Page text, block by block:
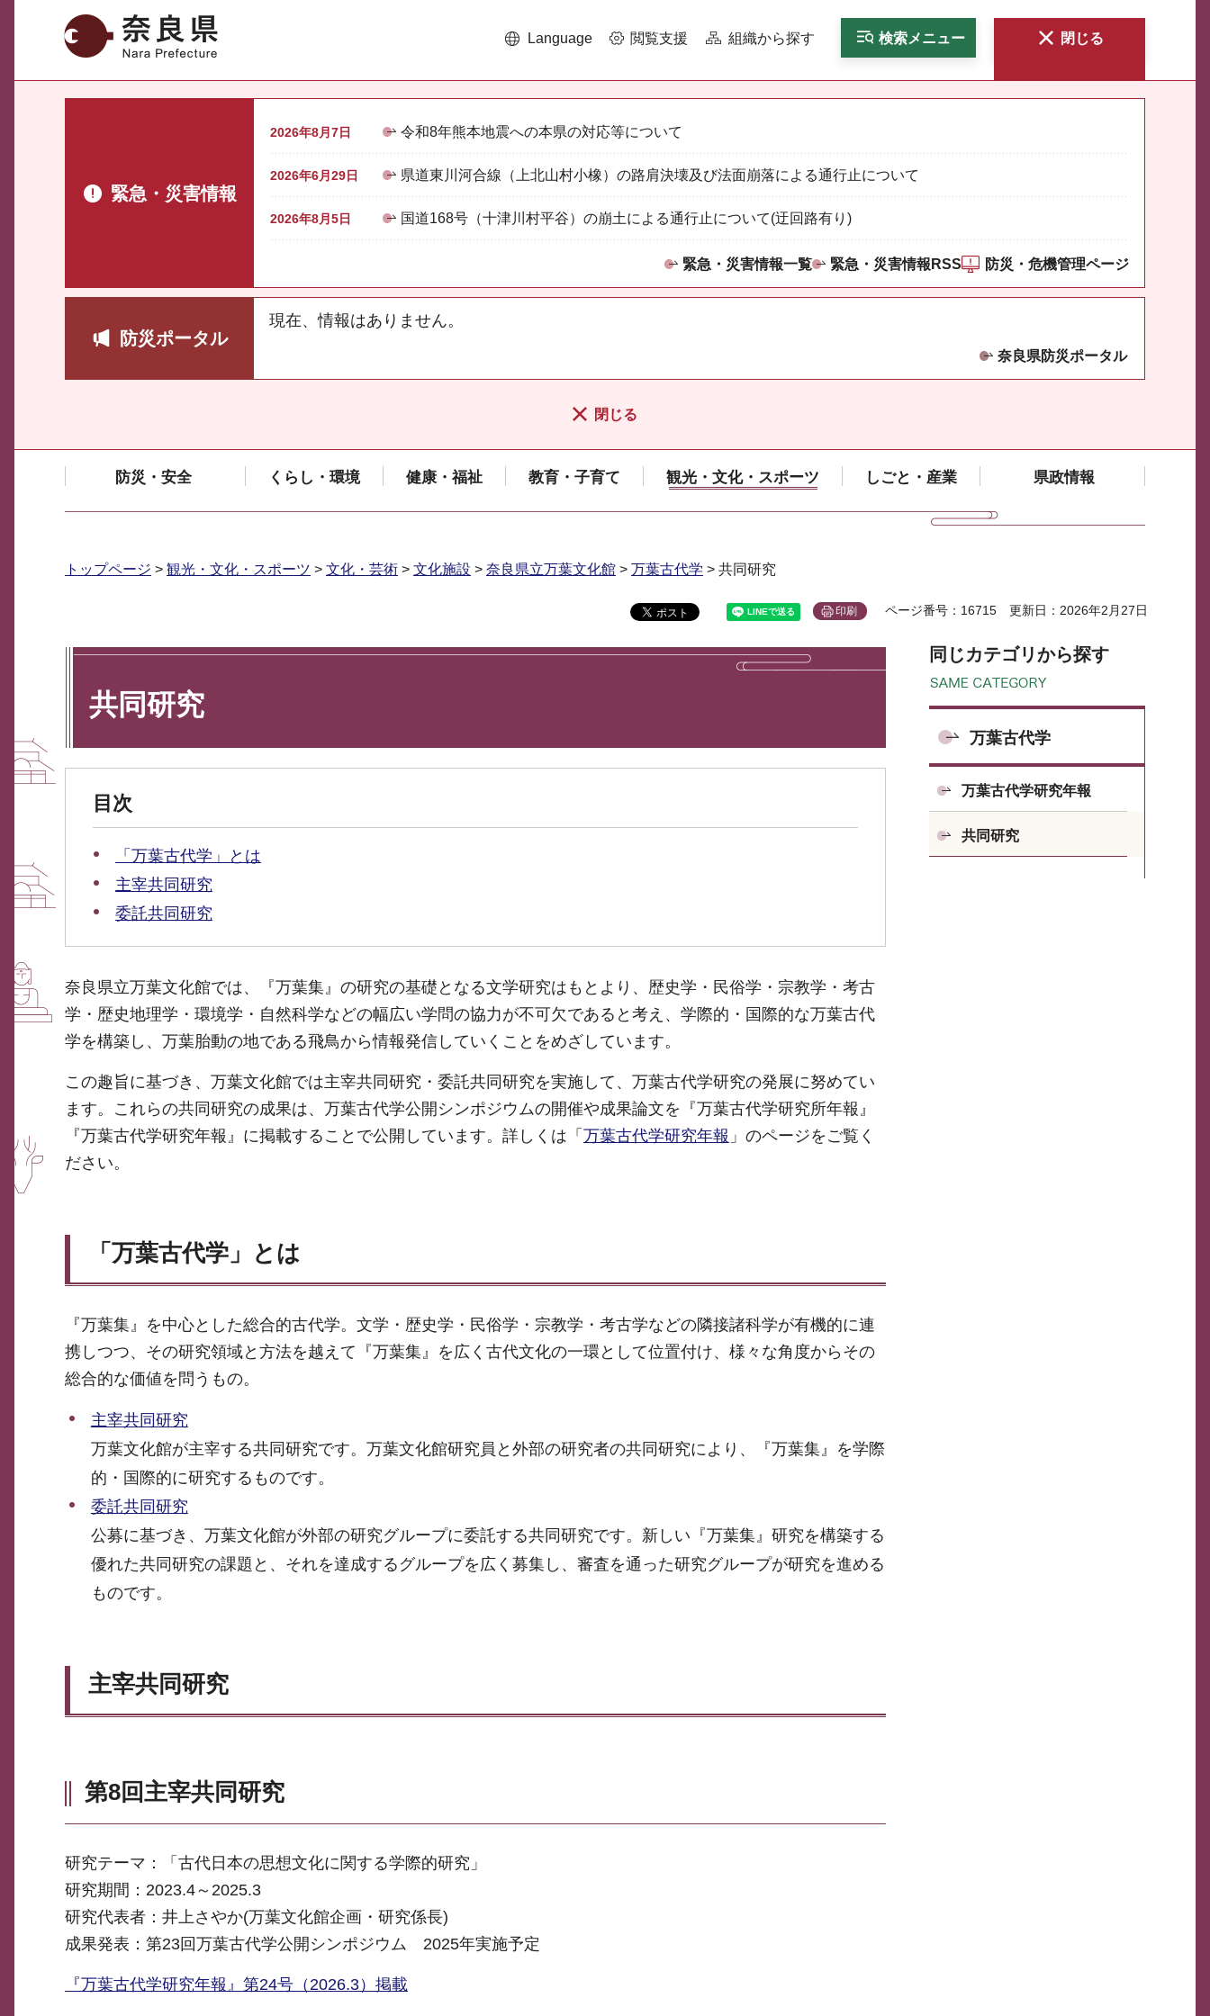
奈良県 Language 閲覧支援 組織から探す 検索メニュー 閉じる
緊急・災害情報
2026年8月7日 令和8年熊本地震への本県の対応等について
2026年6月29日 県道東川河合線（上北山村小橡）の路肩決壊及び法面崩落による通行止について
2026年8月5日 国道168号（十津川村平谷）の崩土による通行止について(迂回路有り)
緊急・災害情報一覧 緊急・災害情報RSS 防災・危機管理ページ
防災ポータル
現在、情報はありません。
奈良県防災ポータル
閉じる
防災・安全 くらし・環境 健康・福祉 教育・子育て 観光・文化・スポーツ しごと・産業 県政情報
トップページ > 観光・文化・スポーツ > 文化・芸術 > 文化施設 > 奈良県立万葉文化館 > 万葉古代学 > 共同研究
印刷 ページ番号：16715 更新日：2026年2月27日
共同研究
目次
「万葉古代学」とは
主宰共同研究
委託共同研究
奈良県立万葉文化館では、『万葉集』の研究の基礎となる文学研究はもとより、歴史学・民俗学・宗教学・考古
学・歴史地理学・環境学・自然科学などの幅広い学問の協力が不可欠であると考え、学際的・国際的な万葉古代
学を構築し、万葉胎動の地である飛鳥から情報発信していくことをめざしています。
この趣旨に基づき、万葉文化館では主宰共同研究・委託共同研究を実施して、万葉古代学研究の発展に努めてい
ます。これらの共同研究の成果は、万葉古代学公開シンポジウムの開催や成果論文を『万葉古代学研究所年報』
『万葉古代学研究年報』に掲載することで公開しています。詳しくは「 万葉古代学研究年報 」のページをご覧く
ださい。
「万葉古代学」とは
『万葉集』を中心とした総合的古代学。文学・歴史学・民俗学・宗教学・考古学などの隣接諸科学が有機的に連
携しつつ、その研究領域と方法を越えて『万葉集』を広く古代文化の一環として位置付け、様々な角度からその
総合的な価値を問うもの。
主宰共同研究
万葉文化館が主宰する共同研究です。万葉文化館研究員と外部の研究者の共同研究により、『万葉集』を学際
的・国際的に研究するものです。
委託共同研究
公募に基づき、万葉文化館が外部の研究グループに委託する共同研究です。新しい『万葉集』研究を構築する
優れた共同研究の課題と、それを達成するグループを広く募集し、審査を通った研究グループが研究を進める
ものです。
主宰共同研究
第8回主宰共同研究
研究テーマ：「古代日本の思想文化に関する学際的研究」
研究期間：2023.4～2025.3
研究代表者：井上さやか(万葉文化館企画・研究係長)
成果発表：第23回万葉古代学公開シンポジウム 2025年実施予定
『万葉古代学研究年報』第24号（2026.3）掲載
同じカテゴリから探す
万葉古代学
万葉古代学研究年報
共同研究